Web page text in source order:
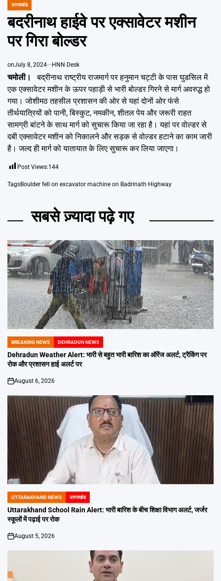
POSTED
उत्तराखंड
बदरीनाथ हाईवे पर एक्सावेटर मशीन
पर गिरा बोल्डर
onJuly 8, 2024 HNN Desk
चमोली।
बद्रीनाथ राष्ट्रीय राजमार्ग पर हनुमान चट्टी के पास घुडसिल में
एक एक्सावेटर मशीन के ऊपर पहाड़ी से भारी बोल्डर गिरने से मार्ग अवरुद्ध हो
गया। जोशीमठ तहसील प्रशासन की ओर से यहां दोनों ओर फंसे
तीर्थयात्रियों को पानी, बिस्कुट, नमकीन, शीतल पेय और जरूरी राहत
सामग्री बांटने के साथ मार्ग को सुचारू किया जा रहा है। यहां पर वोल्डर से
दबी एक्सावेटर मशीन को निकालने और सड़क से वोल्डर हटाने का काम जारी
है। जल्द ही मार्ग को यातायात के लिए सुचारू कर लिया जाएगा।
Post Views:144
TagsBoulder fell on excavator machine on Badrinath Highway
सबसे ज़्यादा पढ़े गए
POSTED
IN
BREAKING NEWS DEHRADUN NEWS
Dehradun Weather Alert: भारी से बहुत भारी बारिश का ऑरेंज अलर्ट, ट्रैकिंग पर
रोक और प्रशासन हाई अलर्ट पर
on
August 6, 2026
POSTED
IN
UTTARAKHAND NEWS उत्तराखंड
Uttarakhand School Rain Alert: भारी बारिश के बीच शिक्षा विभाग अलर्ट, जर्जर
स्कूलों में पढ़ाई पर रोक
on
August 5, 2026